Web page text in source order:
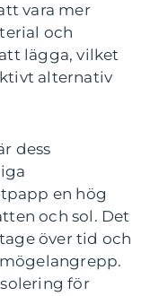
vara mer
och
lägga, vilket
alternativ
dess
en hög
och sol. Det
över tid och
för